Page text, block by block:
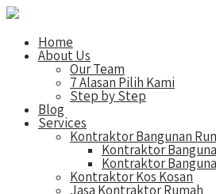
Home
About Us
Our Team
7 Alasan Pilih Kami
Step by Step
Blog
Services
Kontraktor Bangunan
Kontraktor
Kontraktor
Kontraktor Kos Kosan
Jasa Kontraktor Rumah